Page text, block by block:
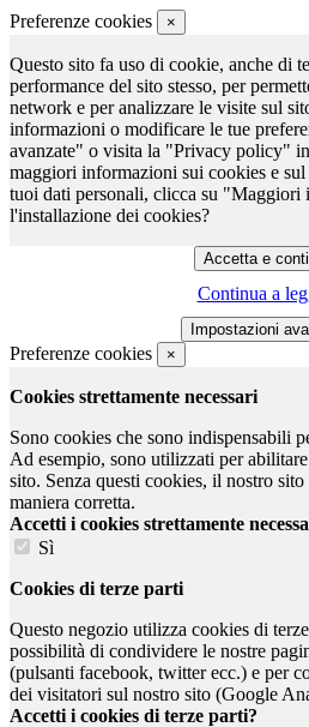
Preferenze cookies ×
Questo sito fa uso di cookie, anche di
performance del sito stesso, per
network e per analizzare le visite sul
informazioni o modificare le tue
avanzate" o visita la "Privacy policy"
maggiori informazioni sui cookies e
tuoi dati personali, clicca su
l'installazione dei cookies?
Continua a
Preferenze cookies ×
Cookies strettamente necessari
Sono cookies che sono indispensabili
Ad esempio, sono utilizzati per
sito. Senza questi cookies, il nostro
maniera corretta.
Accetti i cookies strettamente
Sì
Cookies di terze parti
Questo negozio utilizza cookies di
possibilità di condividere le nostre
(pulsanti facebook, twitter ecc.) e per
dei visitatori sul nostro sito (Google
Accetti i cookies di terze parti?